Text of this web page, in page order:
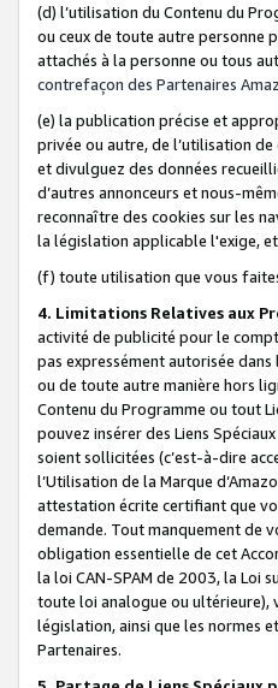
(d) l’utilisation du Contenu du
ou ceux de toute autre personne
attachés à la personne ou tous
contrefaçon des Partenaires
(e) la publication précise et
privée ou autre, de l’utilisation
et divulguez des données
d’autres annonceurs et nous-
reconnaître des cookies sur les
la législation applicable l'exige, et
(f) toute utilisation que vous
4. Limitations Relatives aux
activité de publicité pour le
pas expressément autorisée dans
ou de toute autre manière hors
Contenu du Programme ou tout
pouvez insérer des Liens
soient sollicitées (c’est-à-dire
l’Utilisation de la Marque
attestation écrite certifiant que
demande. Tout manquement de
obligation essentielle de cet
la loi CAN-SPAM de 2003, la Loi
toute loi analogue ou ultérieure),
législation, ainsi que les normes
Partenaires.